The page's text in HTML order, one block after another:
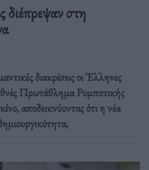
στη
διακρίσεις οι Έλληνες
Πρωτάθλημα Ρομποτικής
αποδεικνύοντας ότι η νέα